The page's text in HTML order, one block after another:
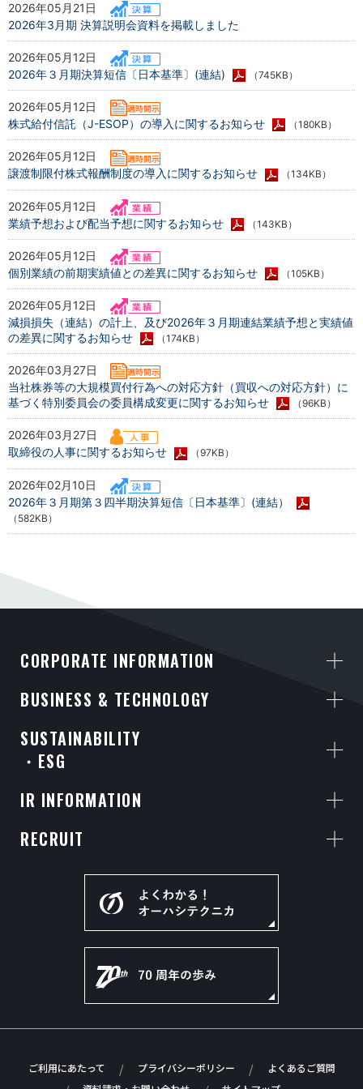
2026年05月21日
2026年3月期 決算説明会資料を掲載しました
2026年05月12日
2026年３月期決算短信〔日本基準〕(連結)
（745KB）
2026年05月12日
株式給付信託（J-ESOP）の導入に関するお知らせ
（180KB）
2026年05月12日
譲渡制限付株式報酬制度の導入に関するお知らせ
（134KB）
2026年05月12日
業績予想および配当予想に関するお知らせ
（143KB）
2026年05月12日
個別業績の前期実績値との差異に関するお知らせ
（105KB）
2026年05月12日
減損損失（連結）の計上、及び2026年３月期連結業績予想と実績値
の差異に関するお知らせ
（174KB）
2026年03月27日
当社株券等の大規模買付行為への対応方針（買収への対応方針）に
基づく特別委員会の委員構成変更に関するお知らせ
（96KB）
2026年03月27日
取締役の人事に関するお知らせ
（97KB）
2026年02月10日
2026年３月期第３四半期決算短信〔日本基準〕(連結）
（582KB）
CORPORATE INFORMATION
BUSINESS & TECHNOLOGY
SUSTAINABILITY
・ESG
IR INFORMATION
RECRUIT
ご利用にあたって プライバシーポリシー
よくあるご質問